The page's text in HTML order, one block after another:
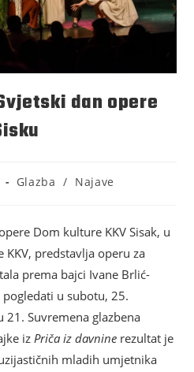
dan opere
Glazba / Najave
Dom kulture KKV Sisak, u
predstavlja operu za
prema bajci Ivane Brlić-
u subotu, 25.
21. Suvremena glazbena
izPriča iz davnine rezultat je
mladih umjetnika